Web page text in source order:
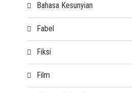
Bahasa Kesunyian
Fabel
Fiksi
Film